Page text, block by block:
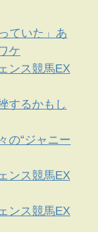
ていた」あ
ケ
ンス競馬EX
するかもし
の“ジャニー
ンス競馬EX
ンス競馬EX